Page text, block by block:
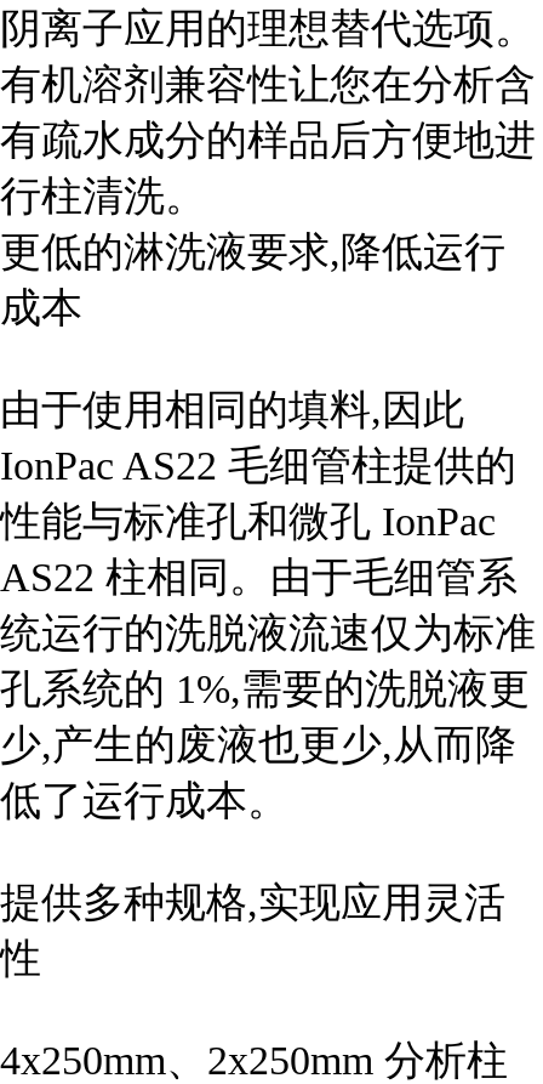
阴离子应用的理想替代选项。
有机溶剂兼容性让您在分析含
有疏水成分的样品后方便地进
行柱清洗。
更低的淋洗液要求,降低运行
成本
由于使用相同的填料,因此
IonPac AS22 毛细管柱提供的
性能与标准孔和微孔 IonPac
AS22 柱相同。由于毛细管系
统运行的洗脱液流速仅为标准
孔系统的 1%,需要的洗脱液更
少,产生的废液也更少,从而降
低了运行成本。
提供多种规格,实现应用灵活
性
4x250mm、2x250mm 分析柱